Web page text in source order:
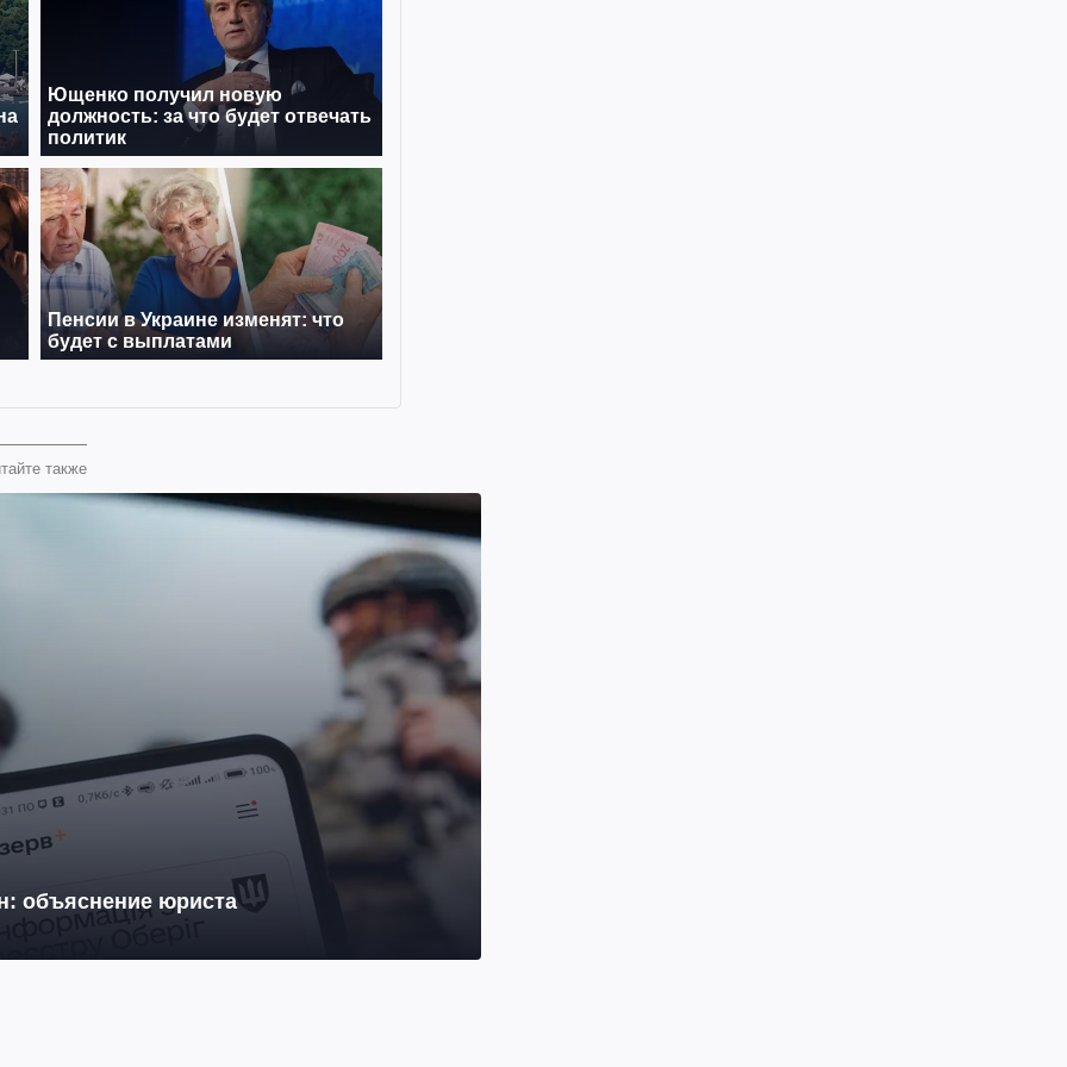
также
объяснение юриста